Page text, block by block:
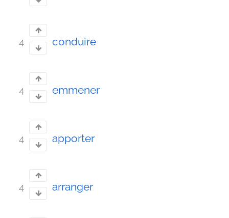
4 conduire
4 emmener
4 apporter
4 arranger